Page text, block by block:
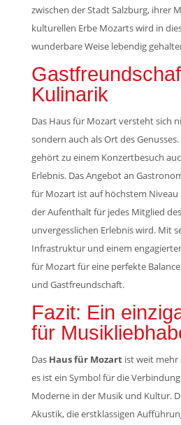
zwischen der Stadt Salzburg, ihrer
kulturellen Erbe Mozarts wird in
wunderbare Weise lebendig
Kulinarik
Das Haus für Mozart versteht sich
sondern auch als Ort des
gehört zu einem Konzertbesuch
Erlebnis. Das Angebot an
für Mozart ist auf höchstem
der Aufenthalt für jedes Mitglied
unvergesslichen Erlebnis wird. Mit
Infrastruktur und einem
für Mozart für eine perfekte
und Gastfreundschaft.
Fazit: Ein
für
Das Haus für Mozartist weit mehr
es ist ein Symbol für die
Moderne in der Musik und Kultur.
Akustik, die erstklassigen